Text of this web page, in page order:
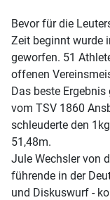
Bevor für die
Zeit beginnt wurde
geworfen. 51
offenen
Das beste
vom TSV 1860
schleuderte den
51,48m.
Jule Wechsler von
führende in der
und Diskuswurf -